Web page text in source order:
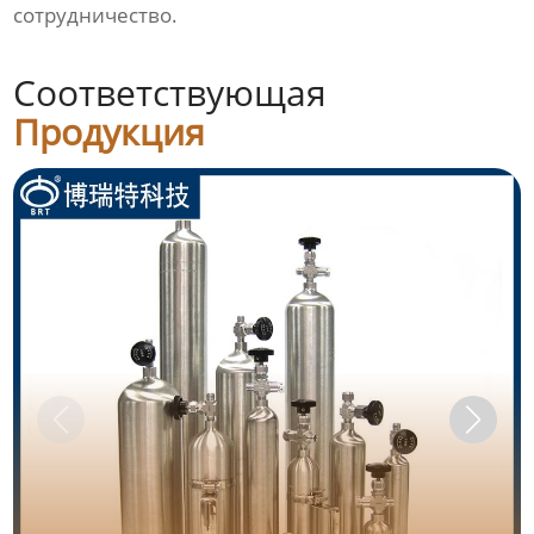
сотрудничество.
Соответствующая
Продукция